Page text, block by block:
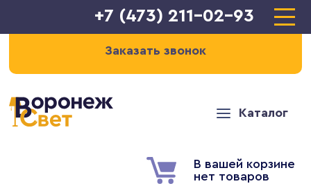
+7 (473) 211-02-93
Заказать звонок
Каталог
В вашей корзине
нет товаров